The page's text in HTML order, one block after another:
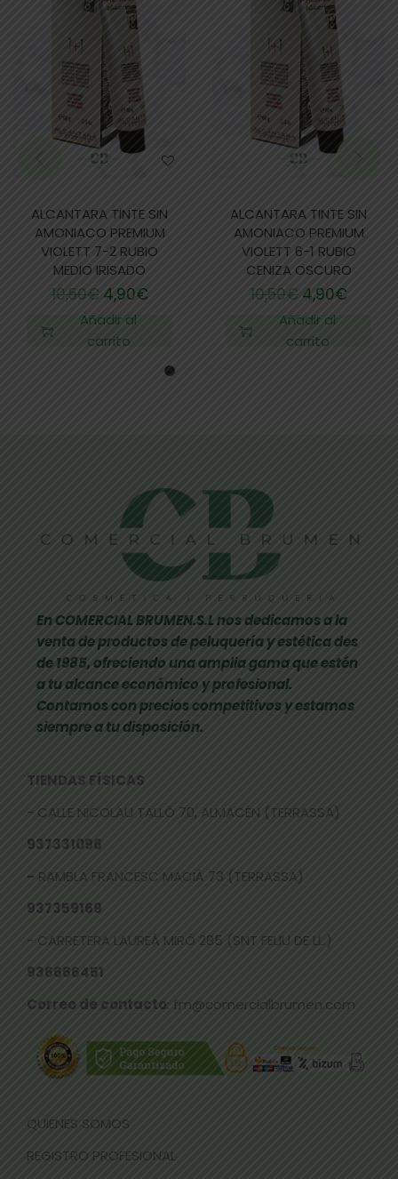
ALCANTARA TINTE SIN
AMONIACO PREMIUM
VIOLETT 7-2 RUBIO
MEDIO IRISADO
10,50€ 4,90€
Añadir al
carrito
ALCANTARA TINTE SIN
AMONIACO PREMIUM
VIOLETT 6-1 RUBIO
CENIZA OSCURO
10,50€ 4,90€
Añadir al
carrito
En COMERCIAL BRUMEN.S.L nos dedicamos a la
venta de productos de peluquería y estética des
de 1985, ofreciendo una amplia gama que estén
a tu alcance económico y profesional.
Contamos con precios competitivos y estamos
siempre a tu disposición.
TIENDAS FÍSICAS
- CALLE NICOLAU TALLÓ 70, ALMACÉN (TERRASSA)
937331096
- RAMBLA FRANCESC MACIÀ 73 (TERRASSA)
937359169
- CARRETERA LAUREÀ MIRÓ 285 (SNT FELIU DE LL.)
936666451
Correo de contacto: fm@comercialbrumen.com
QUIÉNES SOMOS
REGISTRO PROFESIONAL